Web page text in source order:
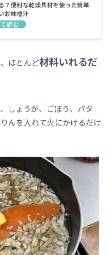
？便利な乾燥具材を使った簡単
お味噌汁
ほとんど材料いれるだ
しょうが、ごぼう、バタ
んを入れて火にかけるだけ